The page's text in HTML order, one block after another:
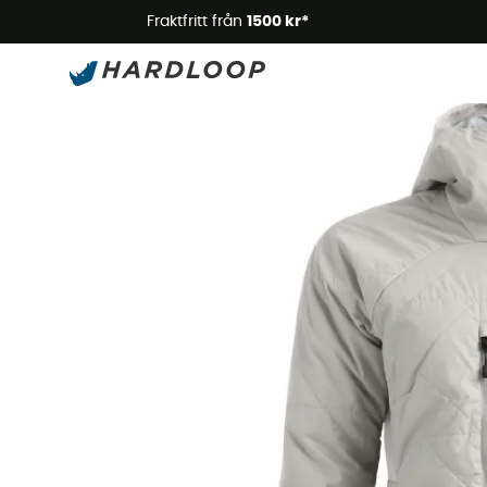
Fraktfritt från 1500 kr*
Ny